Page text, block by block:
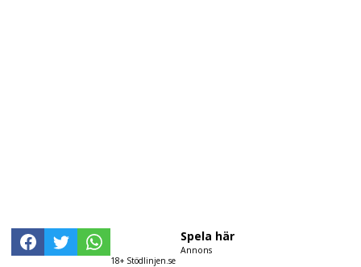
18+ Stödlinjen.se
Spela här
Annons